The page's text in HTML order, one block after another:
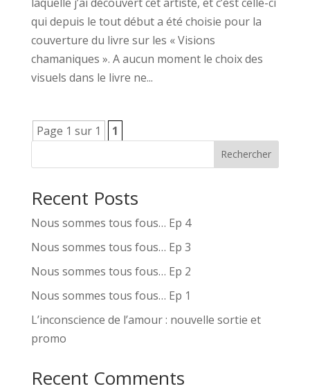
qui depuis le tout début a été choisie pour la
couverture du livre sur les « Visions
chamaniques ». A aucun moment le choix des
visuels dans le livre ne...
Page 1 sur 1 1
Rechercher
Recent Posts
Nous sommes tous fous… Ep 4
Nous sommes tous fous… Ep 3
Nous sommes tous fous… Ep 2
Nous sommes tous fous… Ep 1
L’inconscience de l’amour : nouvelle sortie et
promo
Recent Comments